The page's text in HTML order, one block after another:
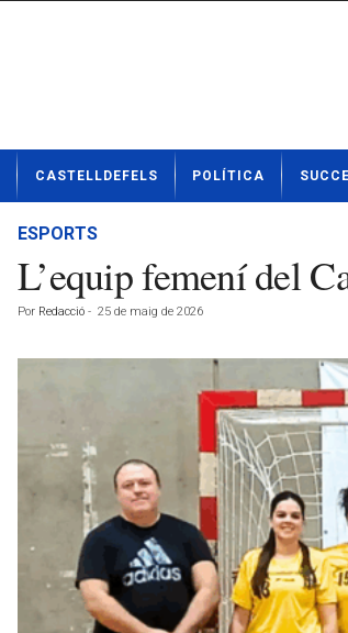
t
CASTELLDEFELS POLÍTICA
ESPORTS
L’equip femení del
Por Redacció - 25 de maig de 2026